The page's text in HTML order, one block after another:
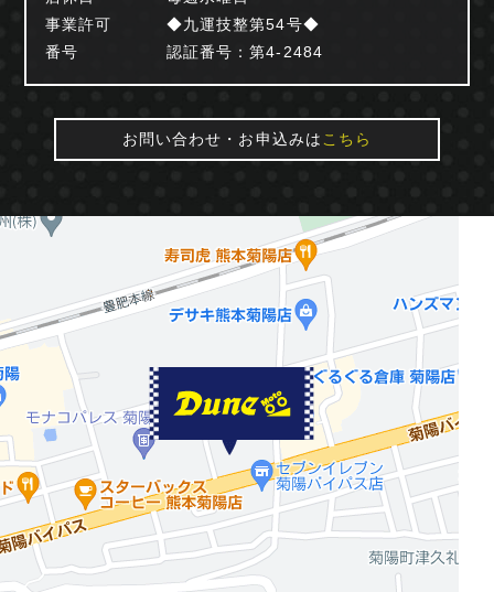
事業許可
番号
◆九運技整第54号◆
認証番号：第4-2484
お問い合わせ・お申込みは こちら